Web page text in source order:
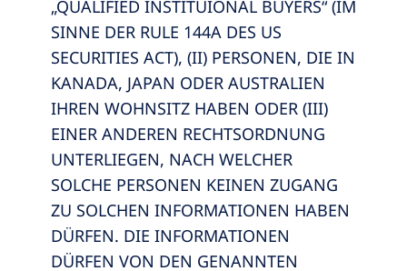
„QUALIFIED INSTITUIONAL BUYERS“ (IM
SINNE DER RULE 144A DES US
SECURITIES ACT), (II) PERSONEN, DIE IN
KANADA, JAPAN ODER AUSTRALIEN
IHREN WOHNSITZ HABEN ODER (III)
EINER ANDEREN RECHTSORDNUNG
UNTERLIEGEN, NACH WELCHER
SOLCHE PERSONEN KEINEN ZUGANG
ZU SOLCHEN INFORMATIONEN HABEN
DÜRFEN. DIE INFORMATIONEN
DÜRFEN VON DEN GENANNTEN